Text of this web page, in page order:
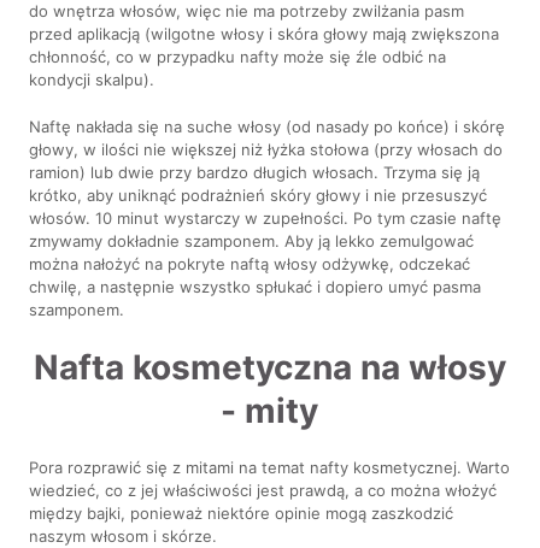
do wnętrza włosów, więc nie ma potrzeby zwilżania pasm
przed aplikacją (wilgotne włosy i skóra głowy mają zwiększona
chłonność, co w przypadku nafty może się źle odbić na
kondycji skalpu).
Naftę nakłada się na suche włosy (od nasady po końce) i skórę
głowy, w ilości nie większej niż łyżka stołowa (przy włosach do
ramion) lub dwie przy bardzo długich włosach. Trzyma się ją
krótko, aby uniknąć podrażnień skóry głowy i nie przesuszyć
włosów. 10 minut wystarczy w zupełności. Po tym czasie naftę
zmywamy dokładnie szamponem. Aby ją lekko zemulgować
można nałożyć na pokryte naftą włosy odżywkę, odczekać
chwilę, a następnie wszystko spłukać i dopiero umyć pasma
szamponem.
Nafta kosmetyczna na włosy
- mity
Pora rozprawić się z mitami na temat nafty kosmetycznej. Warto
wiedzieć, co z jej właściwości jest prawdą, a co można włożyć
między bajki, ponieważ niektóre opinie mogą zaszkodzić
naszym włosom i skórze.